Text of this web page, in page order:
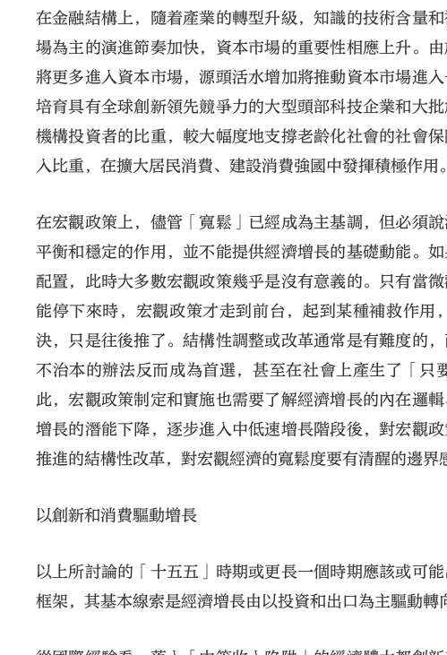
在金融結構上，隨着產業的轉型升級，知識的技術含量
場為主的演進節奏加快，資本市場的重要性相應上升。
將更多進入資本市場，源頭活水增加將推動資本市場進
培育具有全球創新領先競爭力的大型頭部科技企業和大
機構投資者的比重，較大幅度地支撐老齡化社會的社會
入比重，在擴大居民消費、建設消費強國中發揮積極作用。
在宏觀政策上，儘管「寬鬆」已經成為主基調，但必須
平衡和穩定的作用，並不能提供經濟增長的基礎動能。
配置，此時大多數宏觀政策幾乎是沒有意義的。只有當
能停下來時，宏觀政策才走到前台，起到某種補救作
決，只是往後推了。結構性調整或改革通常是有難度的
不治本的辦法反而成為首選，甚至在社會上產生了「
此，宏觀政策制定和實施也需要了解經濟增長的內在邏
增長的潛能下降，逐步進入中低速增長階段後，對宏觀
推進的結構性改革，對宏觀經濟的寬鬆度要有清醒的邊界
以創新和消費驅動增長
以上所討論的「十五五」時期或更長一個時期應該或可
框架，其基本線索是經濟增長由以投資和出口為主驅動轉